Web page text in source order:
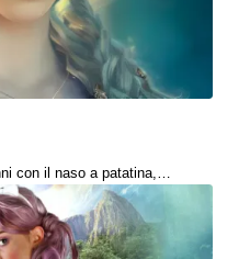
con il naso a patatina,…